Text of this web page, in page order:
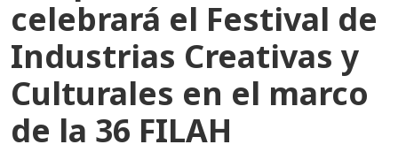
celebrará el Festival de
Industrias Creativas y
Culturales en el marco
de la 36 FILAH